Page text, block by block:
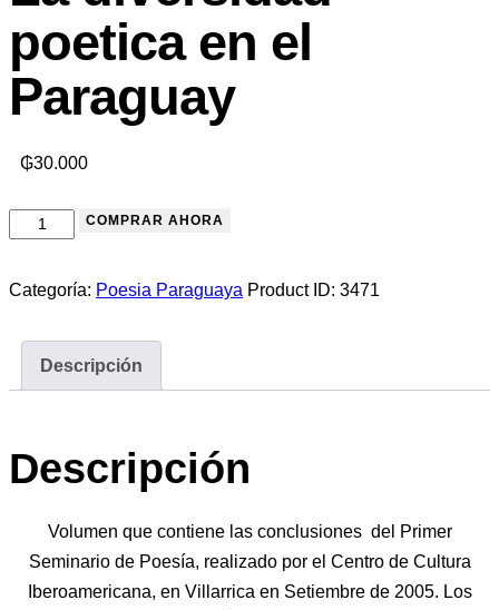
poetica en el
Paraguay
₲30.000
COMPRAR AHORA
Categoría: Poesia Paraguaya Product ID: 3471
Descripción
Descripción
Volumen que contiene las conclusiones del Primer
Seminario de Poesía, realizado por el Centro de Cultura
Iberoamericana, en Villarrica en Setiembre de 2005. Los